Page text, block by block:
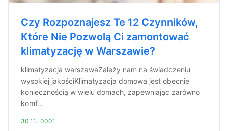
Czy Rozpoznajesz Te 12 Czynników,
Które Nie Pozwolą Ci zamontować
klimatyzację w Warszawie?
klimatyzacja warszawaZależy nam na świadczeniu
wysokiej jakościKlimatyzacja domowa jest obecnie
koniecznością w wielu domach, zapewniając zarówno
komf...
30.11.-0001